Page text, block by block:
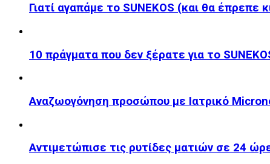
Γιατί αγαπάμε το SUNEKOS (και θα έπρεπε
10 πράγματα που δεν ξέρατε για το
Αναζωογόνηση προσώπου με Ιατρικό
Αντιμετώπισε τις ρυτίδες ματιών σε 24